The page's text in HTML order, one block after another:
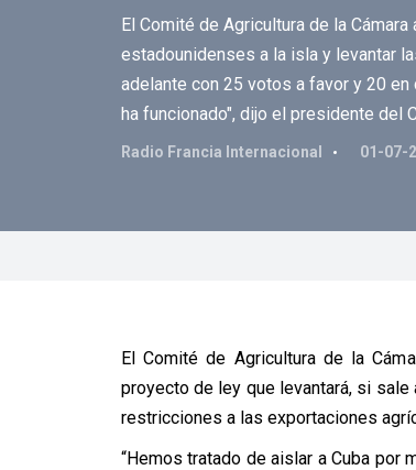
El Comité de Agricultura de la
estadounidenses a la isla y levantar
adelante con 25 votos a favor y 20
ha funcionado", dijo el presidente del
Radio Francia Internacional 01-07-
El Comité de Agricultura de la
proyecto de ley que levantará, si
restricciones a las exportaciones
“Hemos tratado de aislar a Cuba por